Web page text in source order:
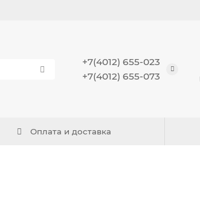
+7(4012) 655-023
+7(4012) 655-073
Оплата и доставка